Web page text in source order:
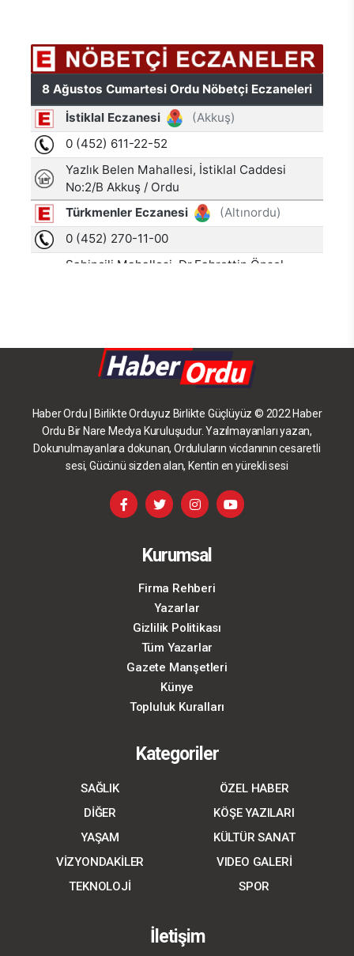
Haber Ordu | Birlikte Orduyuz Birlikte Güçlüyüz © 2022 Haber
Ordu Bir Nare Medya Kuruluşudur. Yazılmayanları yazan,
Dokunulmayanlara dokunan, Orduluların vicdanının cesaretli
sesi, Gücünü sizden alan, Kentin en yürekli sesi
Kurumsal
Firma Rehberi
Yazarlar
Gizlilik Politikası
Tüm Yazarlar
Gazete Manşetleri
Künye
Topluluk Kuralları
Kategoriler
SAĞLIK
ÖZEL HABER
DİĞER
KÖŞE YAZILARI
YAŞAM
KÜLTÜR SANAT
VİZYONDAKİLER
VIDEO GALERİ
TEKNOLOJİ
SPOR
İletişim